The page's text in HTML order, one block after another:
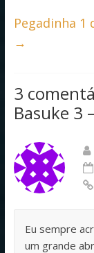
Pegadinha 1
→
3
Basuke 3
Eu sempre
um grande